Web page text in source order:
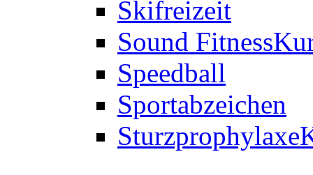
Skifreizeit
Sound Fitness
Speedball
Sportabzeichen
Sturzprophylaxe